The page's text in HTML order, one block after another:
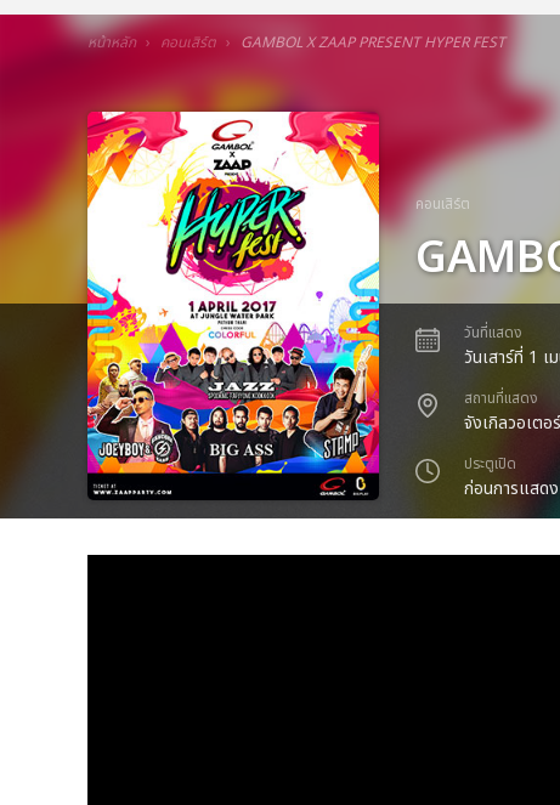
หน้าหลัก คอนเสิร์ต GAMBOL X ZAAP PRESENT HYPER FEST
คอนเสิร์ต
วันที่แสดง
วันเสาร์ที่ 1 เ
สถานที่แสดง
จังเกิลวอเตอ
ประตูเปิด
ก่อนการแสด